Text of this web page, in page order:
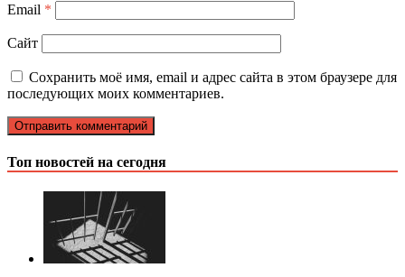
Email *
Сайт
Сохранить моё имя, email и адрес сайта в этом браузере для
последующих моих комментариев.
Топ новостей на сегодня